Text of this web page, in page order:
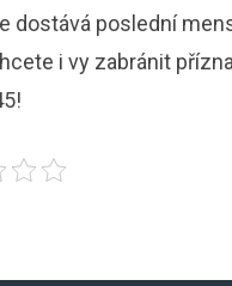
dostává poslední
i vy zabránit